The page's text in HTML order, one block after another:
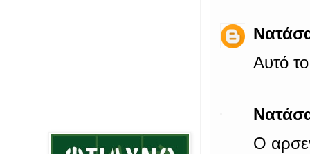
Αυτό
Ο